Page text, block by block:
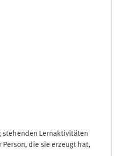
stehenden Lernaktivitäten
die sie erzeugt hat,